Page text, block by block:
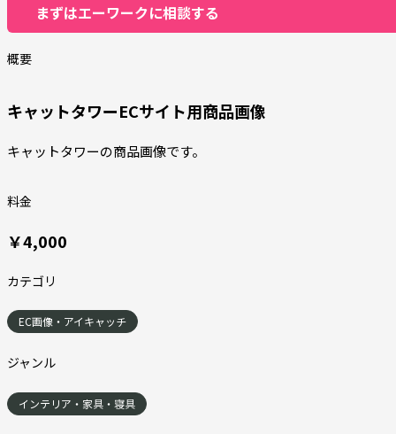
まずはエーワークに相談する
概要
キャットタワーECサイト用商品画像
キャットタワーの商品画像です。
料金
￥4,000
カテゴリ
EC画像・アイキャッチ
ジャンル
インテリア・家具・寝具